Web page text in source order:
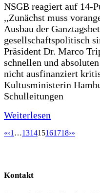
NSGB reagiert auf 14-
,,Zunächst muss
Ausbau der
gesellschaftspolitisch
Präsident Dr. Marco
schnellen und
nicht ausfinanziert
Kultusministerin
Schulleitungen
Weiterlesen
«‹1 …131415161718›»
Kontakt